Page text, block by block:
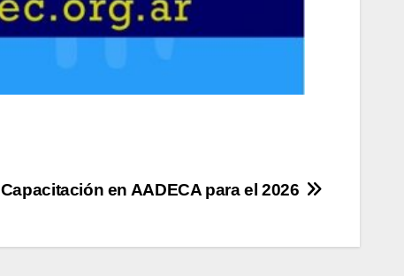
Capacitación en AADECA para el 2026